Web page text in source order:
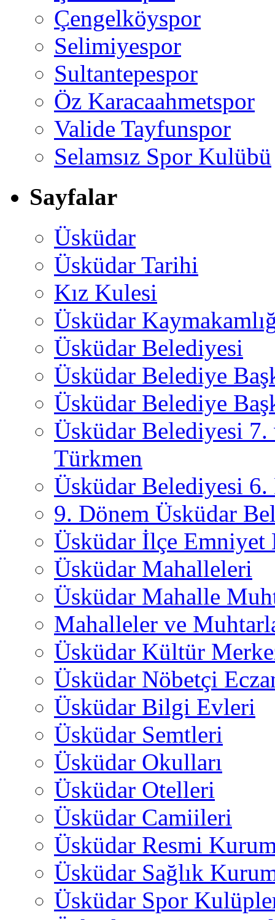
Çengelköyspor
Selimiyespor
Sultantepespor
Öz Karacaahmetspor
Valide Tayfunspor
Selamsız Spor Kulübü
Sayfalar
Üsküdar
Üsküdar Tarihi
Kız Kulesi
Üsküdar
Üsküdar Belediyesi
Üsküdar Belediye
Üsküdar Belediye
Üsküdar Belediyesi
Türkmen
Üsküdar Belediyesi 6.
9. Dönem Üsküdar
Üsküdar İlçe
Üsküdar Mahalleleri
Üsküdar Mahalle
Mahalleler ve
Üsküdar Kültür
Üsküdar Nöbetçi
Üsküdar Bilgi Evleri
Üsküdar Semtleri
Üsküdar Okulları
Üsküdar Otelleri
Üsküdar Camiileri
Üsküdar Resmi
Üsküdar Sağlık
Üsküdar Spor